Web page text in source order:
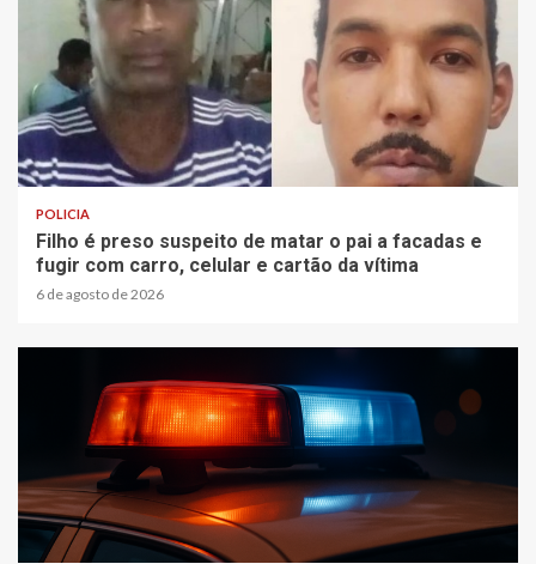
2 min read
POLICIA
Filho é preso suspeito de matar o pai a facadas e
fugir com carro, celular e cartão da vítima
6 de agosto de 2026
2 min read